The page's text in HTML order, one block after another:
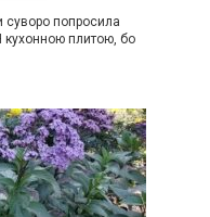
суворо попросила
плитою, бо